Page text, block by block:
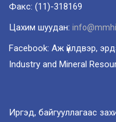
Факс: (11)-318169
Цахим шуудан:
Facebook: Аж үйлдвэр,
Industry and Mineral
Иргэд, байгууллагаас